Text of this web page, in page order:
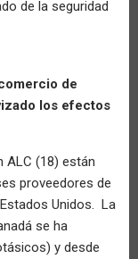
de la seguridad
de
los efectos
ALC (18) están
proveedores de
Unidos. La
se ha
y desde